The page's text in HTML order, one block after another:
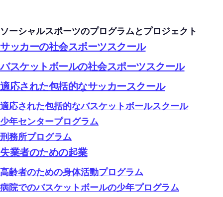
ソーシャルスポーツのプログラムとプロジェクト
サッカーの社会スポーツスクール
バスケットボールの社会スポーツスクール
適応された包括的なサッカースクール
適応された包括的なバスケットボールスクール
少年センタープログラム
刑務所プログラム
失業者のための起業
高齢者のための身体活動プログラム
病院でのバスケットボールの少年プログラム